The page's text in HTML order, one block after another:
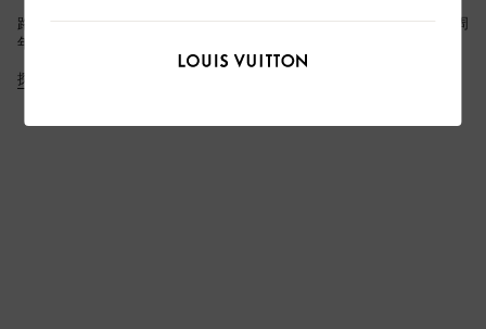
路易威登以皮具新作颂扬传统设计，纪念品牌 Monogram 图案诞生 130 周
年。
探索更多